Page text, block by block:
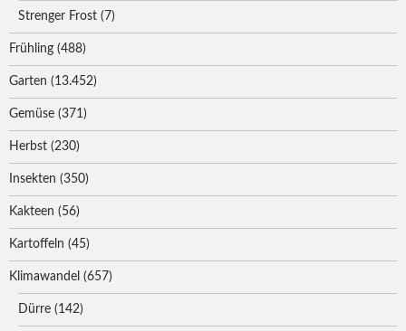
Strenger Frost (7)
Frühling (488)
Garten (13.452)
Gemüse (371)
Herbst (230)
Insekten (350)
Kakteen (56)
Kartoffeln (45)
Klimawandel (657)
Dürre (142)